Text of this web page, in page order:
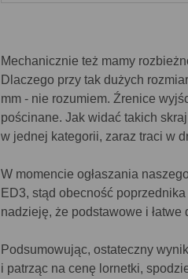
Mechanicznie też mamy
Dlaczego przy tak dużych
mm - nie rozumiem. Źrenice
pościnane. Jak widać takich
w jednej kategorii, zaraz traci w
W momencie ogłaszania
ED3, stąd obecność
nadzieję, że podstawowe i
Podsumowując, ostateczny
i patrząc na cenę lornetki,